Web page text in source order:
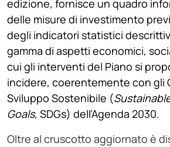
edizione, fornisce un quadro
delle misure di investimento
degli indicatori statistici
gamma di aspetti economici,
cui gli interventi del Piano si
incidere, coerentemente con gli
Sviluppo Sostenibile (
Goals, SDGs) dell’Agenda 2030.
Oltre al cruscotto aggiornato è